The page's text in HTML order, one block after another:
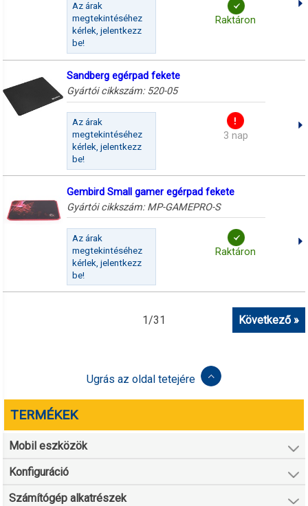
Az árak
megtekintéséhez
kérlek, jelentkezz
be!
Raktáron
Sandberg egérpad fekete
Gyártói cikkszám: 520-05
Az árak
megtekintéséhez
kérlek, jelentkezz
be!
3 nap
Gembird Small gamer egérpad fekete
Gyártói cikkszám: MP-GAMEPRO-S
Az árak
megtekintéséhez
kérlek, jelentkezz
be!
Raktáron
1/31 Következő »
Ugrás az oldal tetejére
TERMÉKEK
Mobil eszközök
Konfiguráció
Számítógép alkatrészek